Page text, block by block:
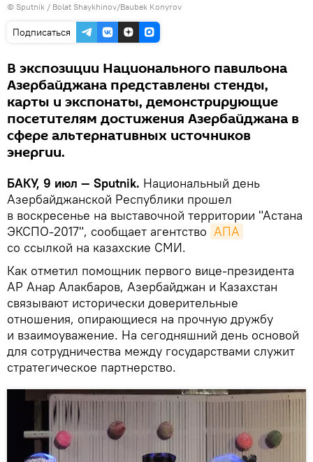
© Sputnik / Bolat Shaykhinov/Baubek Konyrov
Подписаться
В экспозиции Национального павильона
Азербайджана представлены стенды,
карты и экспонаты, демонстрирующие
посетителям достижения Азербайджана в
сфере альтернативных источников
энергии.
БАКУ, 9 июл — Sputnik. Национальный день
Азербайджанской Республики прошел
в воскресенье на выставочной территории "Астана
ЭКСПО-2017", сообщает агентство АПА
со ссылкой на казахские СМИ.
Как отметил помощник первого вице-президента
АР Анар Алакбаров, Азербайджан и Казахстан
связывают исторически доверительные
отношения, опирающиеся на прочную дружбу
и взаимоуважение. На сегодняшний день основой
для сотрудничества между государствами служит
стратегическое партнерство.